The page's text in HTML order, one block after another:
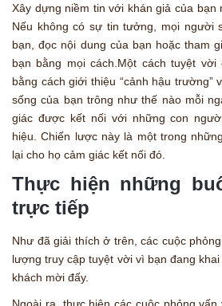
Xây dựng niềm tin với khán giả của bạn
Nếu không có sự tin tưởng, mọi người
bạn, đọc nội dung của bạn hoặc tham
bạn bằng mọi cách.Một cách tuyệt
bằng cách giới thiệu “cảnh hậu trường”
sống của bạn trông như thế nào mỗi
giác được kết nối với những con
hiệu. Chiến lược này là một trong
lại cho họ cảm giác kết nối đó.
Thực hiện những
trực tiếp
Như đã giải thích ở trên, các cuộc
lượng truy cập tuyệt vời vì bạn đang
khách mời đấy.
Ngoài ra, thực hiện các cuộc phỏng